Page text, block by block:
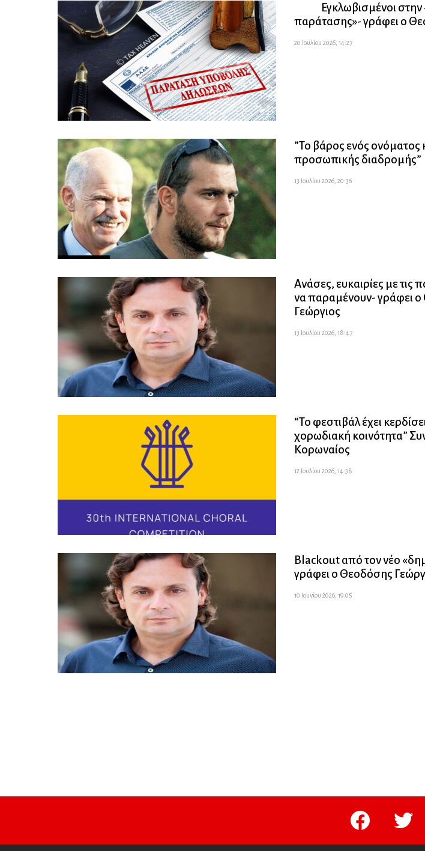
Εγκλωβισμένοι στην
παράτασης»- γράφει ο
20 Ιουλίου 2026, 14:27
”Το βάρος ενός ονόματος
προσωπικής διαδρομής”
13 Ιουλίου 2026, 20:36
Ανάσες, ευκαιρίες με τις
να παραμένουν- γράφει
Γεώργιος
13 Ιουλίου 2026, 18:47
“Το φεστιβάλ έχει
χορωδιακή κοινότητα”
Κορωναίος
12 Ιουλίου 2026, 14:38
Blackout από τον νέο
γράφει ο Θεοδόσης
10 Ιουνίου 2026, 19:05
facebook twitter